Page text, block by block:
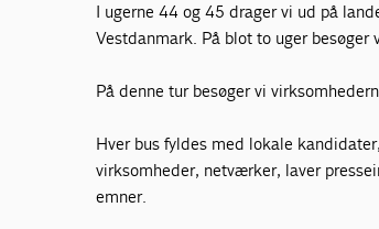
I ugerne 44 og 45 drager vi ud på
Vestdanmark. På blot to uger
På denne tur besøger vi
Hver bus fyldes med lokale
virksomheder, netværker, laver
emner.